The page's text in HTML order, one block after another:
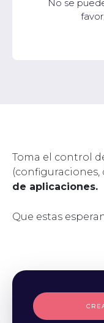
No se
Toma el control
(configuraciones,
de aplicaciones.
Que estas